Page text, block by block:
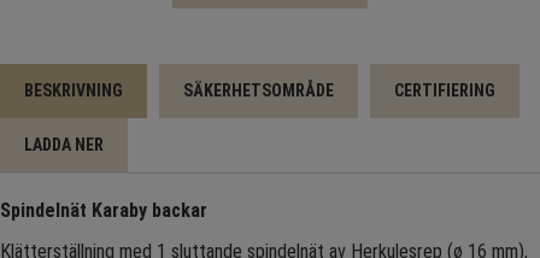
BESKRIVNING SÄKERHETSOMRÅDE CERTIFIERING
LADDA NER
Spindelnät Karaby backar
Klätterställning med 1 sluttande spindelnät av Herkulesrep (ø 16 mm),